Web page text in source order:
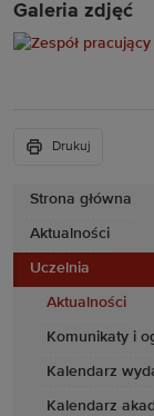
Strona główna
Aktualności
Uczelnia
Aktualności
Komunikaty i
Kalendarz
Kalendarz
Galeria zdjęć
Drukuj